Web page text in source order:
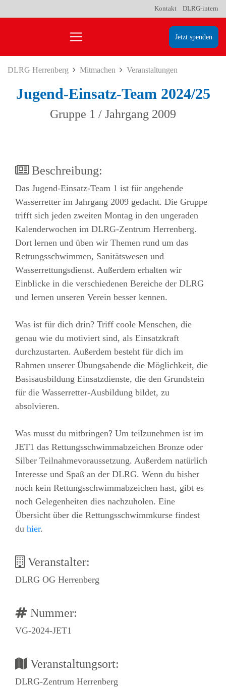
Kontakt DLRG-intern
Jetzt spenden
DLRG Herrenberg Mitmachen Veranstaltungen
Jugend-Einsatz-Team 2024/25
Gruppe 1 / Jahrgang 2009
Beschreibung:
Das Jugend-Einsatz-Team 1 ist für angehende
Wasserretter im Jahrgang 2009 gedacht. Die Gruppe
trifft sich jeden zweiten Montag in den ungeraden
Kalenderwochen im DLRG-Zentrum Herrenberg.
Dort lernen und üben wir Themen rund um das
Rettungsschwimmen, Sanitätswesen und
Wasserrettungsdienst. Außerdem erhalten wir
Einblicke in die verschiedenen Bereiche der DLRG
und lernen unseren Verein besser kennen.
Was ist für dich drin? Triff coole Menschen, die
genau wie du motiviert sind, als Einsatzkraft
durchzustarten. Außerdem besteht für dich im
Rahmen unserer Übungsabende die Möglichkeit, die
Basisausbildung Einsatzdienste, die den Grundstein
für die Wasserretter-Ausbildung bildet, zu
absolvieren.
Was musst du mitbringen? Um teilzunehmen ist im
JET1 das Rettungsschwimmabzeichen Bronze oder
Silber Teilnahmevoraussetzung. Außerdem natürlich
Interesse und Spaß an der DLRG. Wenn du bisher
noch kein Rettungsschwimmabzeichen hast, gibt es
noch Gelegenheiten dies nachzuholen. Eine
Übersicht über die Rettungsschwimmkurse findest
du hier.
Veranstalter:
DLRG OG Herrenberg
Nummer:
VG-2024-JET1
Veranstaltungsort:
DLRG-Zentrum Herrenberg